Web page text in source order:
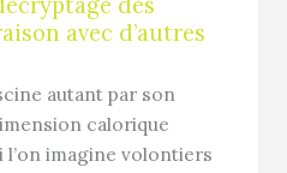
avec d’autres
autant par son
calorique
imagine volontiers